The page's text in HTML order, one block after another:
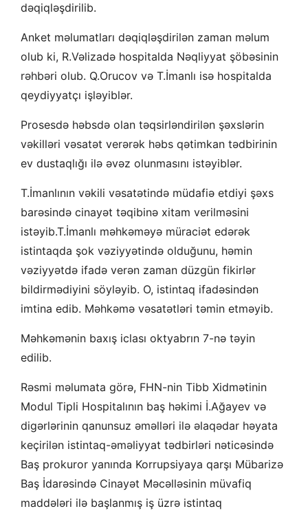
dəqiqləşdirilib.
Anket məlumatları dəqiqləşdirilən zaman məlum
olub ki, R.Vəlizadə hospitalda Nəqliyyat şöbəsinin
rəhbəri olub. Q.Orucov və T.İmanlı isə hospitalda
qeydiyyatçı işləyiblər.
Prosesdə həbsdə olan təqsirləndirilən şəxslərin
vəkilləri vəsatət verərək həbs qətimkan tədbirinin
ev dustaqlığı ilə əvəz olunmasını istəyiblər.
T.İmanlının vəkili vəsatətində müdafiə etdiyi şəxs
barəsində cinayət təqibinə xitam verilməsini
istəyib.T.İmanlı məhkəməyə müraciət edərək
istintaqda şok vəziyyətində olduğunu, həmin
vəziyyətdə ifadə verən zaman düzgün fikirlər
bildirmədiyini söyləyib. O, istintaq ifadəsindən
imtina edib. Məhkəmə vəsatətləri təmin etməyib.
Məhkəmənin baxış iclası oktyabrın 7-nə təyin
edilib.
Rəsmi məlumata görə, FHN-nin Tibb Xidmətinin
Modul Tipli Hospitalının baş həkimi İ.Ağayev və
digərlərinin qanunsuz əməlləri ilə əlaqədar həyata
keçirilən istintaq-əməliyyat tədbirləri nəticəsində
Baş prokuror yanında Korrupsiyaya qarşı Mübarizə
Baş İdarəsində Cinayət Məcəlləsinin müvafiq
maddələri ilə başlanmış iş üzrə istintaq